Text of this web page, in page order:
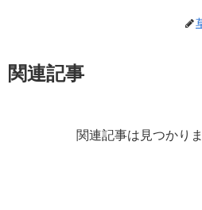
関連記事
関連記事は見つかり